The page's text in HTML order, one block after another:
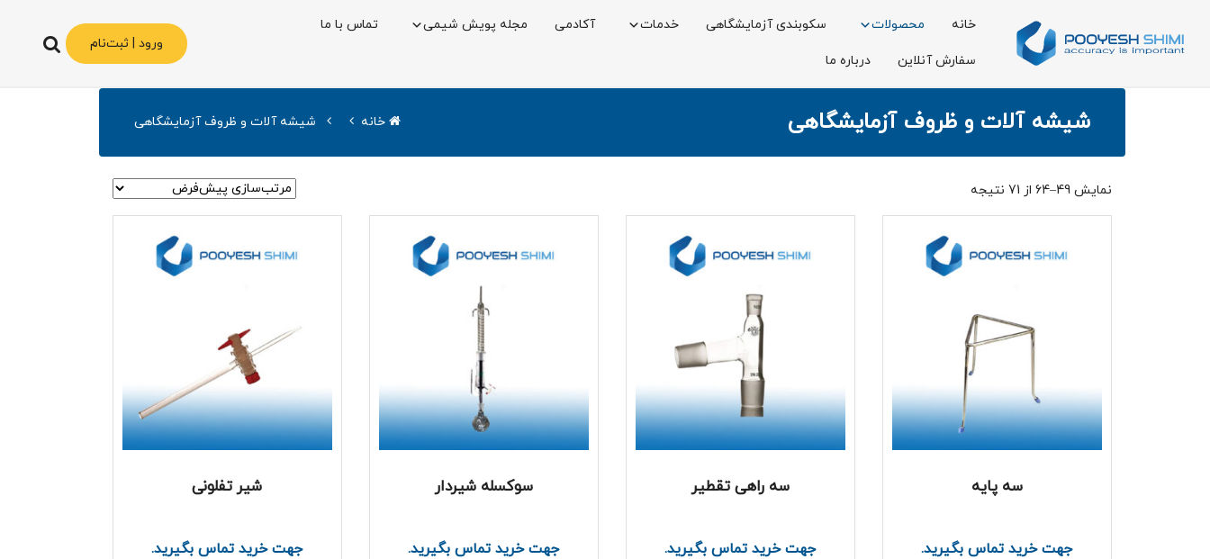
خانه محصولات سکوبندی آزمایشگاهی خدمات آکادمی مجله پویش شیمی تماس با ما
سفارش آنلاین درباره ما
ورود | ثبت‌نام
شیشه آلات و ظروف آزمایشگاهی خانه شیشه آلات و ظروف آزمایشگاهی
نمایش 49–64 از 71 نتیجه
سه پایه
جهت خرید تماس بگیرید.
سه راهی تقطیر
جهت خرید تماس بگیرید.
سوکسله شیردار
جهت خرید تماس بگیرید.
شیر تفلونی
جهت خرید تماس بگیرید.